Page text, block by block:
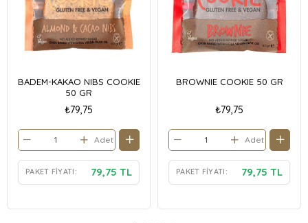
BADEM-KAKAO NIBS COOKIE
50 GR
₺79,75
Adet
PAKET FIYATI: 79,75 TL
BROWNIE COOKIE 50 GR
₺79,75
Adet
PAKET FIYATI: 79,75 TL